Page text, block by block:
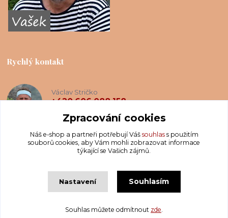
Rychlý kontakt
Václav Stričko
+420 606 088 158
info@krakatis.cz
Vytvořeno na
Eshop-rychle.cz
Zpracování cookies
Náš e-shop a partneři potřebují Váš souhlass použitím
souborů cookies, aby Vám mohli zobrazovat informace
týkající se Vašich zájmů.
Nastavení Souhlasím
Souhlas můžete odmítnout zde